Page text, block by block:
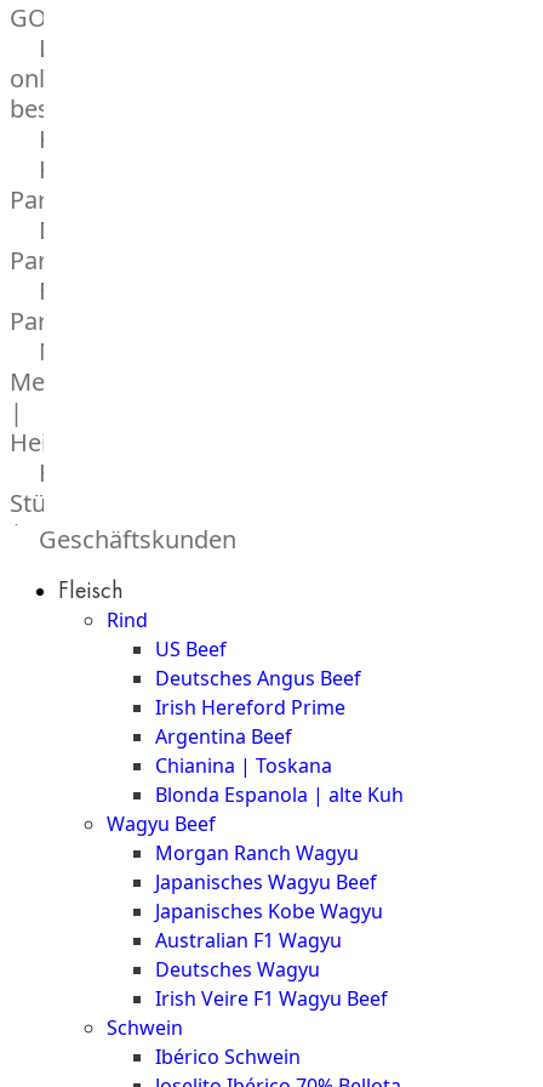
GOURMET
Lebensmittel
online
bestellen
Karriere
Kochschul-
Partner
Depot-
Partner
Frischetheken-
Partner
Männer
Metzger
|
Heinsberg
Feinkost
Stüttgen
|
The
Geschäftskunden
Fleisch
Rind
US Beef
Deutsches Angus Beef
Irish Hereford Prime
Argentina Beef
Chianina | Toskana
Blonda Espanola | alte Kuh
Wagyu Beef
Morgan Ranch Wagyu
Japanisches Wagyu Beef
Japanisches Kobe Wagyu
Australian F1 Wagyu
Deutsches Wagyu
Irish Veire F1 Wagyu Beef
Schwein
Ibérico Schwein